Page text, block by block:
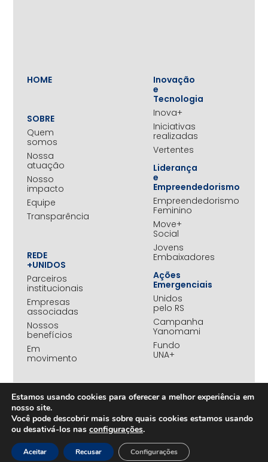
HOME
SOBRE
Quem
somos
Nossa
atuação
Nosso
impacto
Equipe
Transparência
REDE
+UNIDOS
Parceiros
institucionais
Empresas
associadas
Nossos
benefícios
Em
movimento
PROJETOS
Desenvolvimento
Sustentável
na
Amazônia
Rede
Inovação
e
Tecnologia
Inova+
Iniciativas
realizadas
Vertentes
Liderança
e
Empreendedorismo
Empreendedorismo
Feminino
Move+
Social
Jovens
Embaixadores
Ações
Emergenciais
Unidos
pelo RS
Campanha
Yanomami
Fundo
UNA+
OPORTUNIDADES
Conosco
CONTEÚDOS
Estamos usando cookies para oferecer a melhor experiência em
nosso site.
Você pode descobrir mais sobre quais cookies estamos usando
ou desativá-los nas configurações.
Aceitar Recusar Configurações